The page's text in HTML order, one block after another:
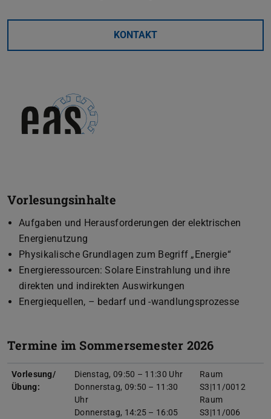
KONTAKT
Vorlesungsinhalte
Aufgaben und Herausforderungen der elektrischen
Energienutzung
Physikalische Grundlagen zum Begriff „Energie“
Energieressourcen: Solare Einstrahlung und ihre
direkten und indirekten Auswirkungen
Energiequellen, – bedarf und -wandlungsprozesse
Termine im Sommersemester 2026
Vorlesung/
Übung:
Dienstag, 09:50 – 11:30 Uhr
Donnerstag, 09:50 – 11:30
Uhr
Donnerstag, 14:25 – 16:05
Raum
S3|11/0012
Raum
S3|11/006